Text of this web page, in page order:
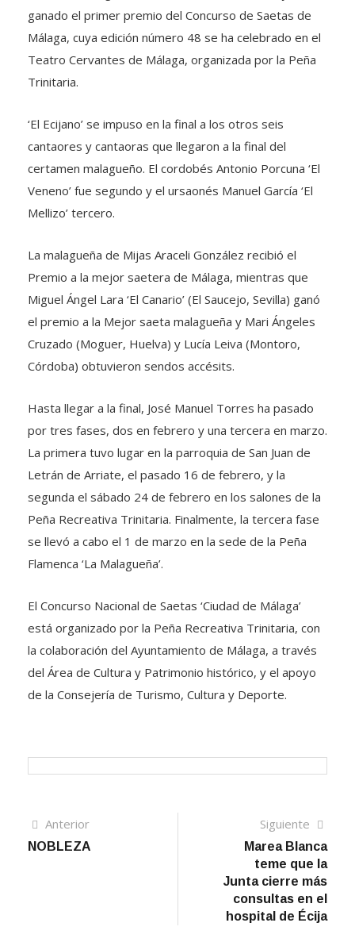
ganado el primer premio del Concurso de Saetas de
Málaga, cuya edición número 48 se ha celebrado en el
Teatro Cervantes de Málaga, organizada por la Peña
Trinitaria.
‘El Ecijano’ se impuso en la final a los otros seis
cantaores y cantaoras que llegaron a la final del
certamen malagueño. El cordobés Antonio Porcuna ‘El
Veneno’ fue segundo y el ursaonés Manuel García ‘El
Mellizo’ tercero.
La malagueña de Mijas Araceli González recibió el
Premio a la mejor saetera de Málaga, mientras que
Miguel Ángel Lara ‘El Canario’ (El Saucejo, Sevilla) ganó
el premio a la Mejor saeta malagueña y Mari Ángeles
Cruzado (Moguer, Huelva) y Lucía Leiva (Montoro,
Córdoba) obtuvieron sendos accésits.
Hasta llegar a la final, José Manuel Torres ha pasado
por tres fases, dos en febrero y una tercera en marzo.
La primera tuvo lugar en la parroquia de San Juan de
Letrán de Arriate, el pasado 16 de febrero, y la
segunda el sábado 24 de febrero en los salones de la
Peña Recreativa Trinitaria. Finalmente, la tercera fase
se llevó a cabo el 1 de marzo en la sede de la Peña
Flamenca ‘La Malagueña’.
El Concurso Nacional de Saetas ‘Ciudad de Málaga’
está organizado por la Peña Recreativa Trinitaria, con
la colaboración del Ayuntamiento de Málaga, a través
del Área de Cultura y Patrimonio histórico, y el apoyo
de la Consejería de Turismo, Cultura y Deporte.
Navegación
de
AnteriorArtículo
anterior
NOBLEZA
Siguiente
Marea Blanca
teme que la
Junta cierre más
consultas en el
hospital de Écija